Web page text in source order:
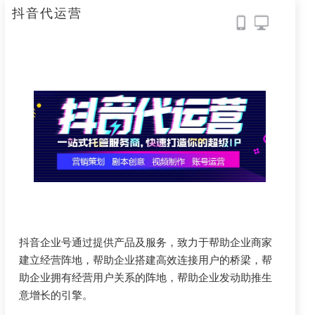
抖音代运营
抖音企业号通过提供产品及服务，致力于帮助企业商家
建立经营阵地，帮助企业搭建高效连接用户的桥梁，帮
助企业拥有经营用户关系的阵地，帮助企业发动助推生
意增长的引擎。